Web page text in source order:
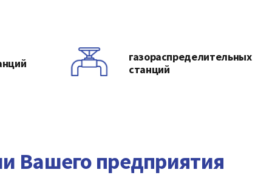
газораспределительных
станций
Вашего предприятия